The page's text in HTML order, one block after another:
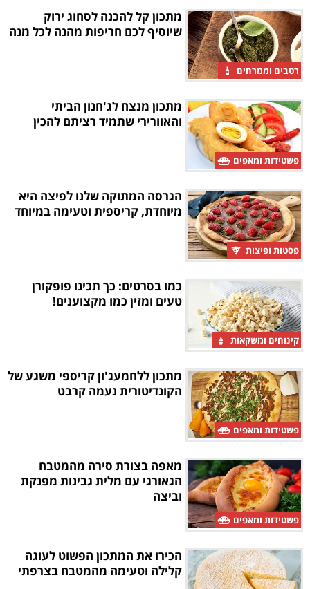
רטבים וממרחים
מתכון קל להכנה לסחוג ירוק
שיוסיף לכם חריפות מהנה לכל מנה
פשטידות ומאפים
מתכון מנצח לג'חנון הביתי
והאוורירי שתמיד רציתם להכין
פסטות ופיצות
הגרסה המתוקה שלנו לפיצה היא
מיוחדת, קריספית וטעימה במיוחד
קינוחים ומשקאות
כמו בסרטים: כך תכינו פופקורן
טעים ומזין כמו מקצוענים!
פשטידות ומאפים
מתכון ללחמעג'ון קריספי משגע של
הקונדיטורית נעמה קרבט
פשטידות ומאפים
מאפה בצורת סירה מהמטבח
הגאורגי עם מלית גבינות מפנקת
וביצה
הכירו את המתכון הפשוט לעוגה
קלילה וטעימה מהמטבח בצרפתי